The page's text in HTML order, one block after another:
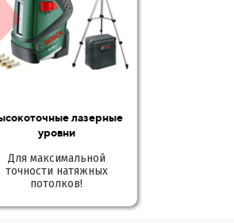
лазерные
уровни
Для максимальной
точности натяжных
потолков!